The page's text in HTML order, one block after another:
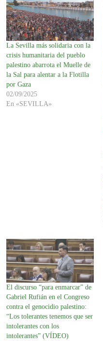
La Sevilla más solidaria con la
crisis humanitaria del pueblo
palestino abarrota el Muelle de
la Sal para alentar a la Flotilla
por Gaza
02/09/2025
En «SEVILLA»
El discurso “para enmarcar” de
Gabriel Rufián en el Congreso
contra el genocidio palestino:
“Los tolerantes tenemos que ser
intolerantes con los
intolerantes” (VÍDEO)